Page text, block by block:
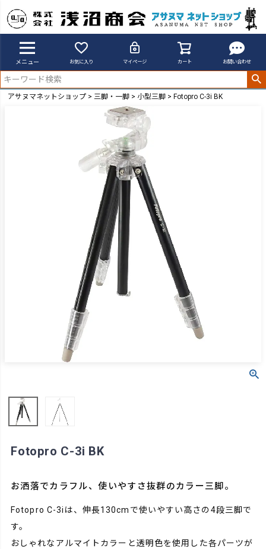
メニュー お気に入り マイページ カート お問い合わせ
アサヌマネットショップ 三脚・一脚 小型三脚 Fotopro C-3i BK
Fotopro C-3i BK
お洒落でカラフル、使いやすさ抜群のカラー三脚。
Fotopro C-3iは、伸長130cmで使いやすい高さの4段三脚で
す。
おしゃれなアルマイトカラーと透明色を使用した各パーツが